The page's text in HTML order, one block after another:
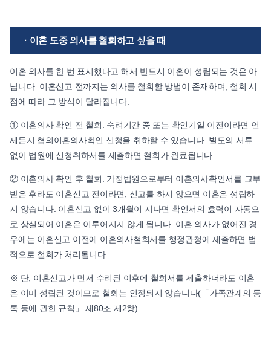
· 이혼 도중 의사를 철회하고 싶을 때
이혼 의사를 한 번 표시했다고 해서 반드시 이혼이 성립되는 것은 아
닙니다. 이혼신고 전까지는 의사를 철회할 방법이 존재하며, 철회 시
점에 따라 그 방식이 달라집니다.
① 이혼의사 확인 전 철회: 숙려기간 중 또는 확인기일 이전이라면 언
제든지 협의이혼의사확인 신청을 취하할 수 있습니다. 별도의 서류
없이 법원에 신청취하서를 제출하면 철회가 완료됩니다.
② 이혼의사 확인 후 철회: 가정법원으로부터 이혼의사확인서를 교부
받은 후라도 이혼신고 전이라면, 신고를 하지 않으면 이혼은 성립하
지 않습니다. 이혼신고 없이 3개월이 지나면 확인서의 효력이 자동으
로 상실되어 이혼은 이루어지지 않게 됩니다. 이혼 의사가 없어진 경
우에는 이혼신고 이전에 이혼의사철회서를 행정관청에 제출하면 법
적으로 철회가 처리됩니다.
※ 단, 이혼신고가 먼저 수리된 이후에 철회서를 제출하더라도 이혼
은 이미 성립된 것이므로 철회는 인정되지 않습니다(「가족관계의 등
록 등에 관한 규칙」 제80조 제2항).